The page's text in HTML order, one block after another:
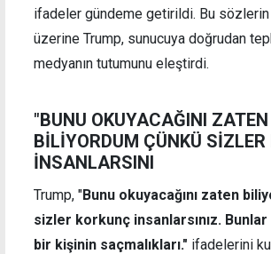
ifadeler gündeme getirildi. Bu sözlerin
üzerine Trump, sunucuya doğrudan
medyanın tutumunu eleştirdi.
"BUNU OKUYACAĞINI ZATEN
BİLİYORDUM ÇÜNKÜ SİZLER
İNSANLARSINI
Trump, "Bunu okuyacağını zaten
sizler korkunç insanlarsınız.
bir kişinin saçmalıkları." ifadelerini